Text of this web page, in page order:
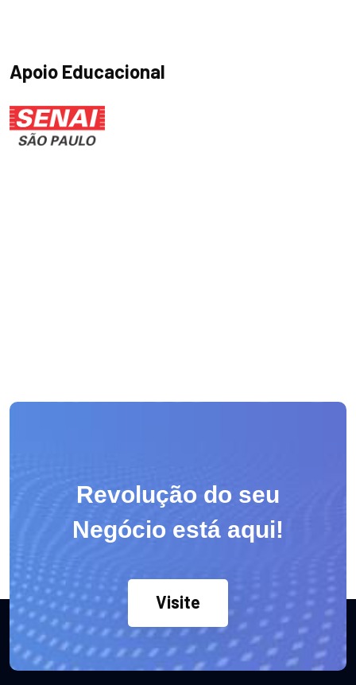
Apoio Educacional
Revolução do seu
Negócio está aqui!
Visite